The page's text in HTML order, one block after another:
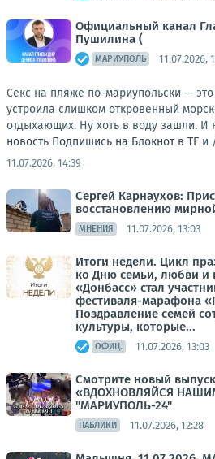
Официальный канал
Пушилина (
МАРИУПОЛЬ 11.07.2026,
Секс на пляже по-мариупольски —
устроила слишком откровенный
отдыхающих. Ну хоть в воду зашли. И
новость Подпишись на Блокнот в ТГ и
11.07.2026, 14:39
Сергей Карнаухов:
восстановлению
МНЕНИЯ 11.07.2026, 13:03
Итоги недели. Цикл
ко Дню семьи, любви и
«Донбасс» стал
фестиваля-марафона
Поздравление семей
культуры, которые...
ОФИЦ. 11.07.2026, 13:03
Смотрите новый
«ВДОХНОВЛЯЙСЯ
"МАРИУПОЛЬ-24"
ПАБЛИКИ 11.07.2026, 12:28